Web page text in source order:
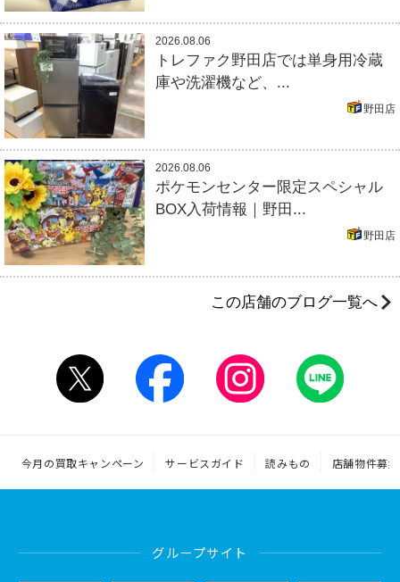
2026.08.06
トレファク野田店では単身用冷蔵
庫や洗濯機など、...
野田店
2026.08.06
ポケモンセンター限定スペシャル
BOX入荷情報｜野田...
野田店
この店舗のブログ一覧へ
今月の買取キャンペーン サービスガイド 読みもの 店舗物件募集
グループサイト